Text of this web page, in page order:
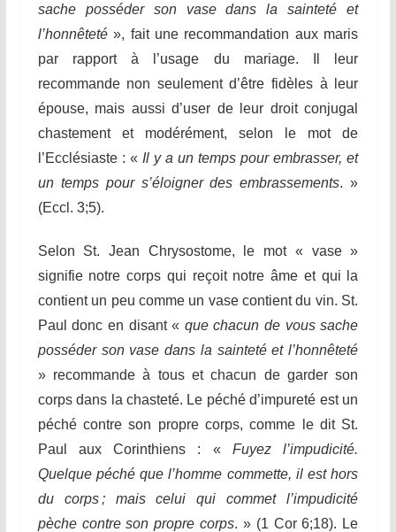
sache posséder son vase dans la sainteté et
l’honnêteté», fait une recommandation aux maris
par rapport à l’usage du mariage. Il leur
recommande non seulement d’être fidèles à leur
épouse, mais aussi d’user de leur droit conjugal
chastement et modérément, selon le mot de
l’Ecclésiaste : « Il y a un temps pour embrasser, et
un temps pours’éloigner des embrassements. »
(Eccl. 3;5).
Selon St. Jean Chrysostome, le mot « vase »
signifie notre corps qui reçoit notre âme et qui la
contient un peu comme un vase contient du vin. St.
Paul donc en disant « que chacun de vous sache
posséder son vase dans la sainteté et l’honnêteté
» recommande à tous et chacun de garder son
corps dans la chasteté. Le péché d’impureté est un
péché contre son propre corps, comme le dit St.
Paul aux Corinthiens : «Fuyez l’impudicité.
Quelque péché que l’homme commette, il est hors
du corps ; mais celui qui commet l’impudicité
pèche contre son propre corps. » (1 Cor 6;18). Le